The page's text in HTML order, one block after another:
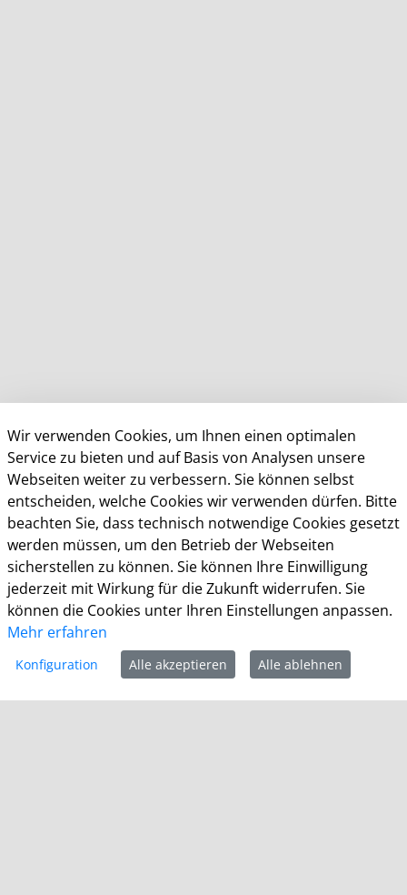
KDN Demo Kommunalportal
KDN – Dachverband kommunaler IT-Dienstleister
Brigitte Schlemminger
Mühlenstr. 51
53721 Siegburg
E-Mail: datenschutz@kdn.de
Allgemeine Öffnungszeiten Stadthaus KDN-
Testkommune
Wir verwenden Cookies, um Ihnen einen optimalen
Service zu bieten und auf Basis von Analysen unsere
Webseiten weiter zu verbessern. Sie können selbst
entscheiden, welche Cookies wir verwenden dürfen. Bitte
beachten Sie, dass technisch notwendige Cookies gesetzt
werden müssen, um den Betrieb der Webseiten
sicherstellen zu können. Sie können Ihre Einwilligung
jederzeit mit Wirkung für die Zukunft widerrufen. Sie
können die Cookies unter Ihren Einstellungen anpassen.
Mehr erfahren
Konfiguration Alle akzeptieren Alle ablehnen